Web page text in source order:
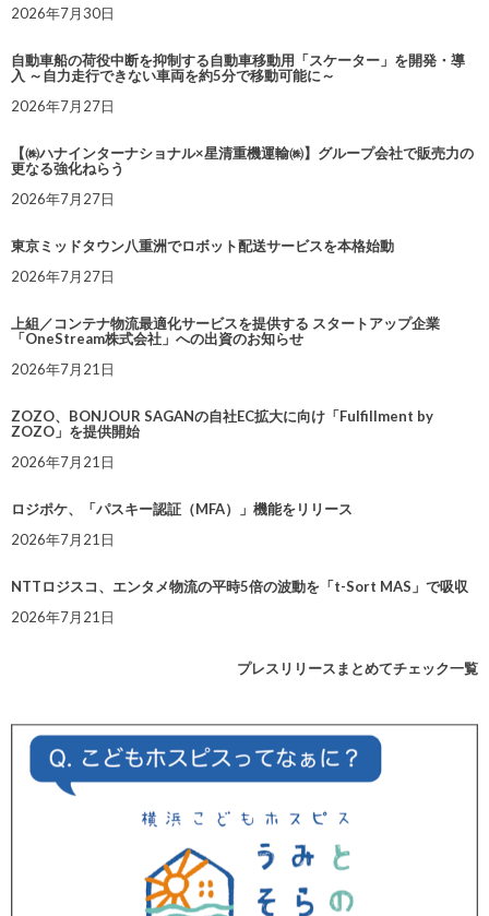
2026年7月30日
自動車船の荷役中断を抑制する自動車移動用「スケーター」を開発・導
入 ～自力走行できない車両を約5分で移動可能に～
2026年7月27日
【㈱ハナインターナショナル×星清重機運輸㈱】グループ会社で販売力の
更なる強化ねらう
2026年7月27日
東京ミッドタウン八重洲でロボット配送サービスを本格始動
2026年7月27日
上組／コンテナ物流最適化サービスを提供する スタートアップ企業
「OneStream株式会社」への出資のお知らせ
2026年7月21日
ZOZO、BONJOUR SAGANの自社EC拡大に向け「Fulfillment by
ZOZO」を提供開始
2026年7月21日
ロジポケ、「パスキー認証（MFA）」機能をリリース
2026年7月21日
NTTロジスコ、エンタメ物流の平時5倍の波動を「t-Sort MAS」で吸収
2026年7月21日
プレスリリースまとめてチェック一覧